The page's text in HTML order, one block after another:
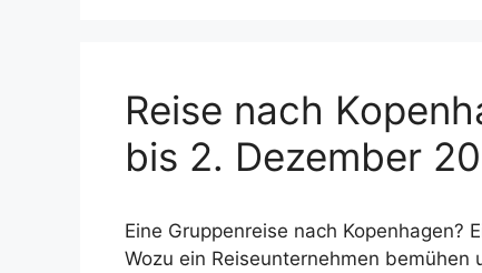
Reise nach
bis 2. Dezember
Eine Gruppenreise nach Kopenhagen?
Wozu ein Reiseunternehmen